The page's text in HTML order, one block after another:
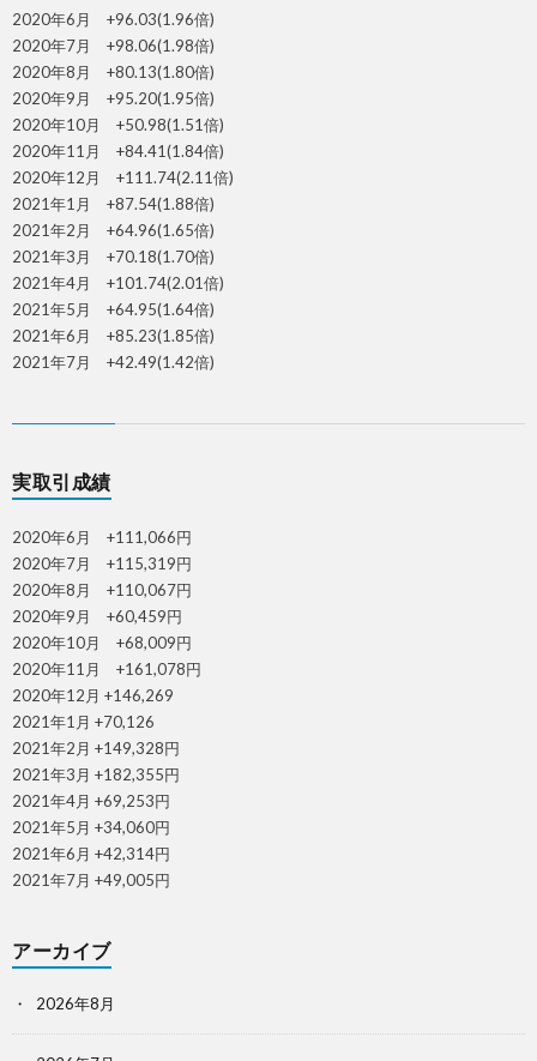
2020年6月 +96.03(1.96倍)
2020年7月 +98.06(1.98倍)
2020年8月 +80.13(1.80倍)
2020年9月 +95.20(1.95倍)
2020年10月 +50.98(1.51倍)
2020年11月 +84.41(1.84倍)
2020年12月 +111.74(2.11倍)
2021年1月 +87.54(1.88倍)
2021年2月 +64.96(1.65倍)
2021年3月 +70.18(1.70倍)
2021年4月 +101.74(2.01倍)
2021年5月 +64.95(1.64倍)
2021年6月 +85.23(1.85倍)
2021年7月 +42.49(1.42倍)
実取引成績
2020年6月 +111,066円
2020年7月 +115,319円
2020年8月 +110,067円
2020年9月 +60,459円
2020年10月 +68,009円
2020年11月 +161,078円
2020年12月 +146,269
2021年1月 +70,126
2021年2月 +149,328円
2021年3月 +182,355円
2021年4月 +69,253円
2021年5月 +34,060円
2021年6月 +42,314円
2021年7月 +49,005円
アーカイブ
2026年8月